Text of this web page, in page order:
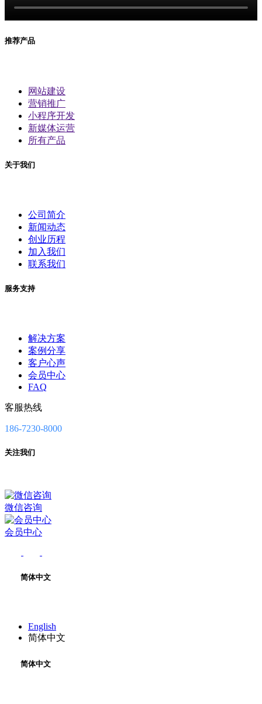
推荐产品
网站建设
营销推广
小程序开发
新媒体运营
所有产品
关于我们
公司简介
新闻动态
创业历程
加入我们
联系我们
服务支持
解决方案
案例分享
客户心声
会员中心
FAQ
客服热线
186-7230-8000
关注我们
微信咨询
会员中心
简体中文
English
简体中文
简体中文